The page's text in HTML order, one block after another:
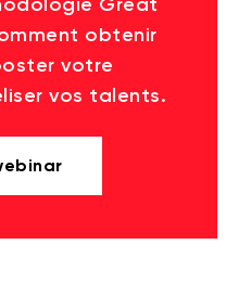
obtenir
votre
vos talents.